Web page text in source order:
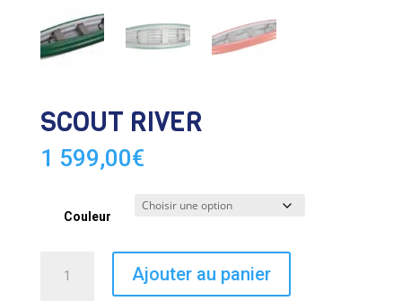
SCOUT RIVER
1 599,00€
Couleur
Ajouter au panier